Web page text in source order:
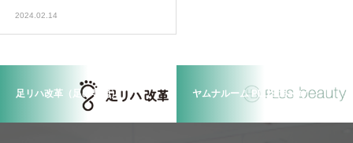
2024.02.14
足リハ改革（足の専門） ヤムナルーム PLUSbeauty